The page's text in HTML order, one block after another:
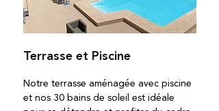
Terrasse et Piscine
Notre terrasse aménagée avec piscine
et nos 30 bains de soleil est idéale